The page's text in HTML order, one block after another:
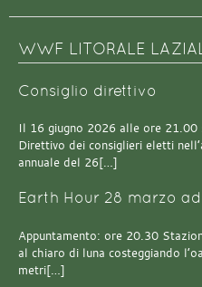
WWF LITORALE
Consiglio direttivo
Il 16 giugno 2026 alle ore 21.00
Direttivo dei consiglieri eletti
annuale del 26[…]
Earth Hour 28 marzo
Appuntamento: ore 20.30
al chiaro di luna costeggiando
metri[…]